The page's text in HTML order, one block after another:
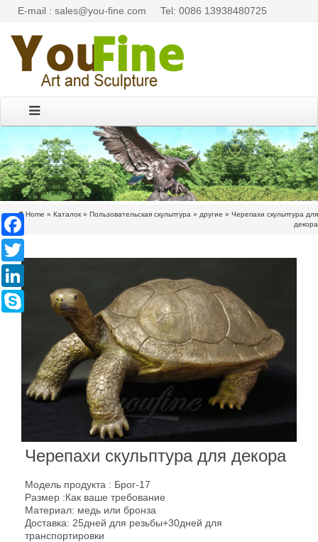
E-mail : sales@you-fine.com Tel: 0086 13938480725
Home » Каталок » Пользовательская скульптура » другие » Черепахи скульптура для
декора
Черепахи скульптура для декора
Модель продукта : Брог-17
Размер :Как ваше требование
Материал: медь или бронза
Доставка: 25дней для резьбы+30дней для
транспортировки
Facebook
Skype